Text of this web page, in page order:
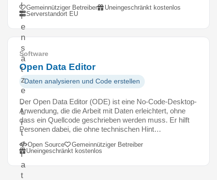
l
i
e
n
s
ä
t
z
e
,
L
i
t
e
r
a
t
Gemeinnütziger Betreiber
Uneingeschränkt kostenlos
Serverstandort EU
Software
Open Data Editor
Daten analysieren und Code erstellen
Der Open Data Editor (ODE) ist eine No-Code-Desktop-
Anwendung, die die Arbeit mit Daten erleichtert, ohne
dass ein Quellcode geschrieben werden muss. Er hilft
Personen dabei, die ohne technischen Hint…
Open Source
Gemeinnütziger Betreiber
Uneingeschränkt kostenlos